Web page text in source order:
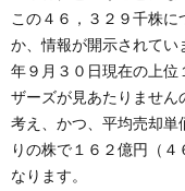
この４６，３２９千株
か、情報が開示されてい
年９月３０日現在の上位
ザーズが見あたりません
考え、かつ、平均売却
りの株で１６２億円（
なります。